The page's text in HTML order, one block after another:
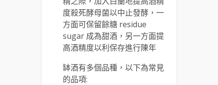
度殺死酵母菌以中止發酵，一
方面可保留餘糖 residue
sugar 成為甜酒，另一方面提
高酒精度以利保存進行陳年
缽酒有多個品種，以下為常見
的品項: